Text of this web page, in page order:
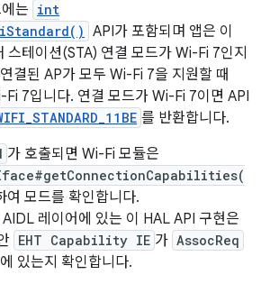
는 int
API가 포함되며 앱은 이
스테이션(STA) 연결 모드가 Wi-Fi 7인지
결된 AP가 모두 Wi-Fi 7을 지원할 때
Fi 7입니다. 연결 모드가 Wi-Fi 7이면 API
를 반환합니다.
가 호출되면 Wi-Fi 모듈은
여 모드를 확인합니다.
AIDL 레이어에 있는 이 HAL API 구현은
EHT Capability IE 가 AssocReq
있는지 확인합니다.